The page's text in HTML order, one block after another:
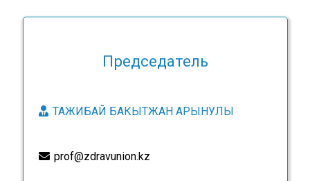
Председатель
ТАЖИБАЙ БАКЫТЖАН АРЫНУЛЫ
prof@zdravunion.kz